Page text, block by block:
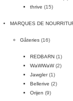
thrive (15)
MARQUES DE
Gâteries (16)
REDBARN (1)
WaWWaW (2)
Jawgler (1)
Bellerive (2)
Orijen (9)